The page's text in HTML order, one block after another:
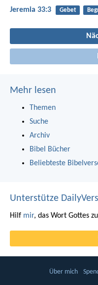
Jeremia 33:3 Gebet
Mehr lesen
Themen
Suche
Archiv
Bibel Bücher
Beliebteste
Unterstütze
Hilf mir, das Wort Gottes
Über mich